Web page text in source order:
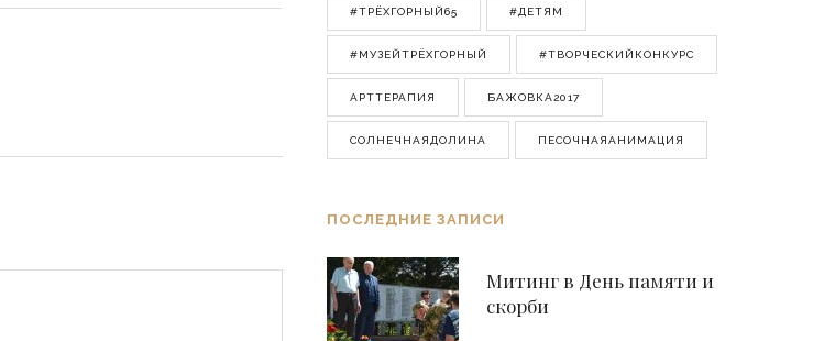
#ТРЁХГОРНЫЙ65 #ДЕТЯМ
#МУЗЕЙТРЁХГОРНЫЙ #ТВОРЧЕСКИЙКОНКУРС
АРТТЕРАПИЯ БАЖОВКА2017
СОЛНЕЧНАЯДОЛИНА ПЕСОЧНАЯАНИМАЦИЯ
ПОСЛЕДНИЕ ЗАПИСИ
Митинг в День памяти и
скорби